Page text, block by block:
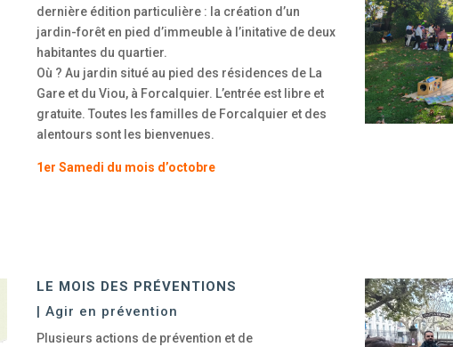
dernière édition particulière : la création d’un
jardin-forêt en pied d’immeuble à l’initative de deux
habitantes du quartier.
Où ? Au jardin situé au pied des résidences de La
Gare et du Viou, à Forcalquier. L’entrée est libre et
gratuite. Toutes les familles de Forcalquier et des
alentours sont les bienvenues.
1er Samedi du mois d’octobre
LE MOIS DES PRÉVENTIONS
| Agir en prévention
Plusieurs actions de prévention et de